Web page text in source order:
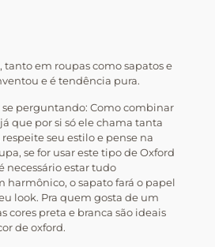
em roupas como sapatos e
e é tendência pura.
se perguntando: Como combinar
que por si só ele chama tanta
seu estilo e pense na
se for usar este tipo de Oxford
necessário estar tudo
harmônico, o sapato fará o papel
look. Pra quem gosta de um
cores preta e branca são ideais
de oxford.